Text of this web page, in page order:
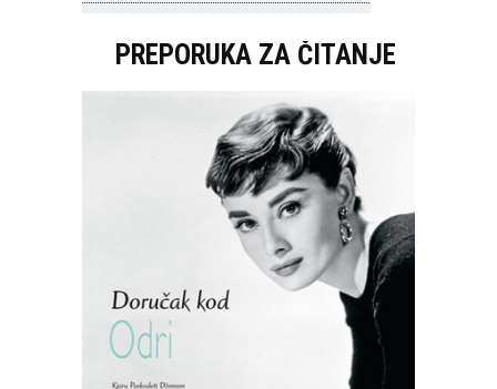
PREPORUKA ZA ČITANJE